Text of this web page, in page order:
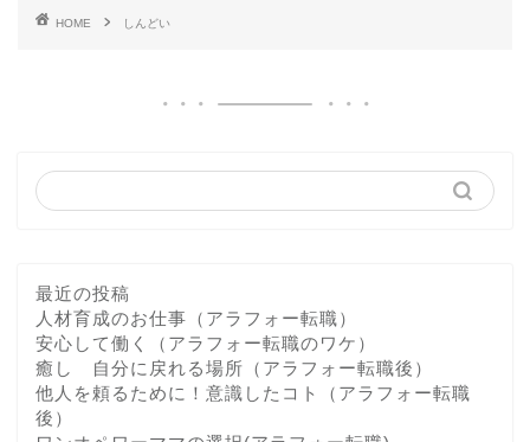
HOME しんどい
最近の投稿
人材育成のお仕事（アラフォー転職）
安心して働く（アラフォー転職のワケ）
癒し 自分に戻れる場所（アラフォー転職後）
他人を頼るために！意識したコト（アラフォー転職
後）